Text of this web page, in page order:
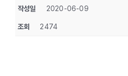
작성일 2020-06-09
조회 2474